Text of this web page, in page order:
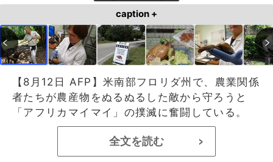
caption +
【8月12日 AFP】米南部フロリダ州で、農業関係
者たちが農産物をぬるぬるした敵から守ろうと
「アフリカマイマイ」の撲滅に奮闘している。
全文を読む >